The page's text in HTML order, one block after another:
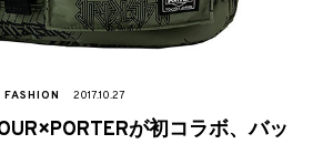
FASHION 2017.10.27
が初コラボ、バッ